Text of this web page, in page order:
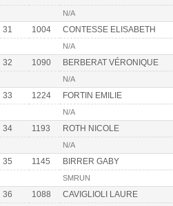
N/A
31 1004 CONTESSE ELISABETH
N/A
32 1090 BERBERAT VÉRONIQUE
N/A
33 1224 FORTIN EMILIE
N/A
34 1193 ROTH NICOLE
N/A
35 1145 BIRRER GABY
SMRUN
36 1088 CAVIGLIOLI LAURE